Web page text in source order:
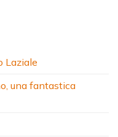
Laziale
una fantastica